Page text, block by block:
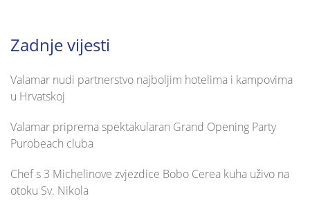
Zadnje vijesti
Valamar nudi partnerstvo najboljim hotelima i kampovima
u Hrvatskoj
Valamar priprema spektakularan Grand Opening Party
Purobeach cluba
Chef s 3 Michelinove zvjezdice Bobo Cerea kuha uživo na
otoku Sv. Nikola